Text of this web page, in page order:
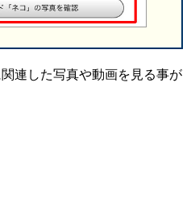
連した写真や動画を見る事が